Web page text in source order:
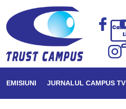
EMISIUNI JURNALUL CAMPUS TV